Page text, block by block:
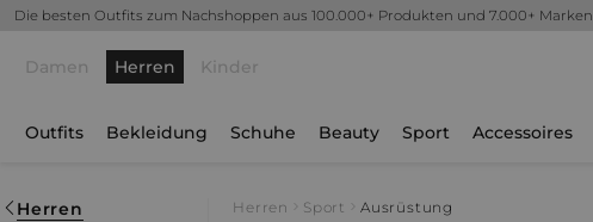
Die besten Outfits zum Nachshoppen aus 100.000+ Produkten und 7.000+ Marken
Damen Herren Kinder
Outfits Bekleidung Schuhe Beauty Sport Accessoires
Herren
Herren Sport Ausrüstung